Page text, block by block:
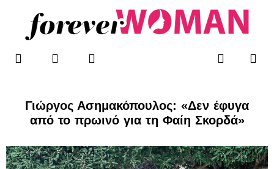
περιεχόμενο
F
a
-
f
T
w
t
e
I
n
a
g
r
m
Search
Γιώργος Ασημακόπουλος: «Δεν έφυγα
από το πρωινό για τη Φαίη Σκορδά»